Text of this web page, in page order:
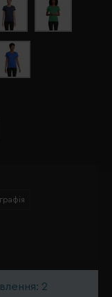
2